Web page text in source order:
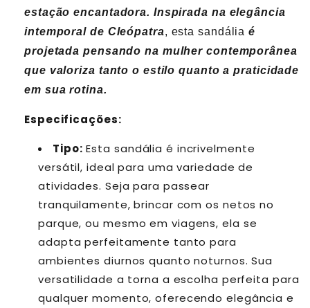
estação encantadora. Inspirada na elegância
intemporal de Cleópatra, esta sandália é
projetada pensando na mulher contemporânea
que valoriza tanto o estilo quanto a praticidade
em sua rotina.
Especificações:
Tipo: Esta sandália é incrivelmente
versátil, ideal para uma variedade de
atividades. Seja para passear
tranquilamente, brincar com os netos no
parque, ou mesmo em viagens, ela se
adapta perfeitamente tanto para
ambientes diurnos quanto noturnos. Sua
versatilidade a torna a escolha perfeita para
qualquer momento, oferecendo elegância e